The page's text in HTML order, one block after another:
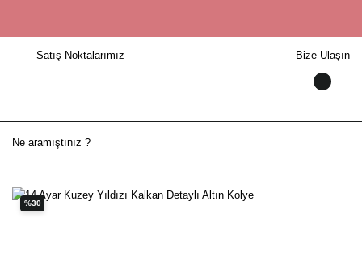
Satış Noktalarımız Bize Ulaşın
%30